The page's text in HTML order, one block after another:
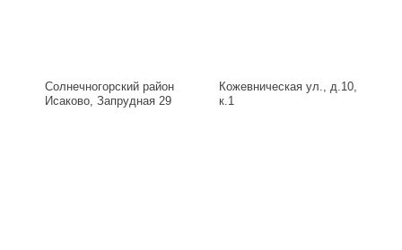
Солнечногорский район
Исаково, Запрудная 29
Кожевническая ул., д.10,
к.1